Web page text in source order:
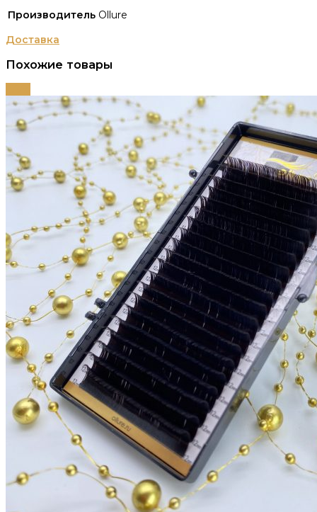
Производитель Ollure
Доставка
Похожие товары